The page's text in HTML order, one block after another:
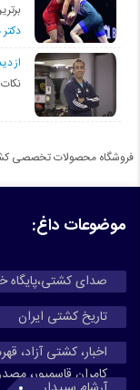
از
فروشگاه محصولات تخصصی
موضوعات داغ:
صدای
تاریخ کشتی ایران
اخبار، کشتی آزاد،
کامران قاسمپور،